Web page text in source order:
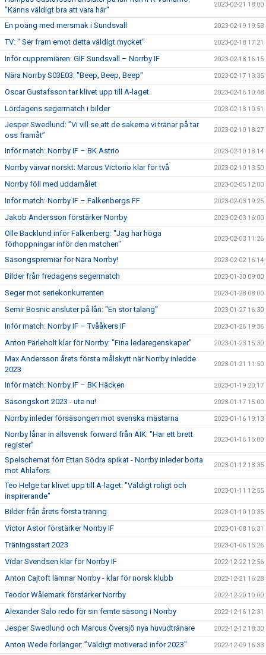
"Känns väldigt bra att vara här"
2023-02-21 18:00
En poäng med mersmak i Sundsvall 2023-02-19 19:53
TV: " Ser fram emot detta väldigt mycket" 2023-02-18 17:21
Inför cuppremiären: GIF Sundsvall – Norrby IF 2023-02-18 16:15
Nära Norrby S03E03: "Beep, Beep, Beep" 2023-02-17 13:35
Oscar Gustafsson tar klivet upp till A-laget. 2023-02-16 10:48
Lördagens segermatch i bilder 2023-02-13 10:51
Jesper Swedlund: ”Vi vill se att de sakerna vi tränar på tar
oss framåt”
2023-02-10 18:27
Inför match: Norrby IF – BK Astrio 2023-02-10 18:14
Norrby värvar norskt: Marcus Victorio klar för två 2023-02-10 13:50
Norrby föll med uddamålet 2023-02-05 12:00
Inför match: Norrby IF – Falkenbergs FF 2023-02-03 19:25
Jakob Andersson förstärker Norrby 2023-02-03 16:00
Olle Backlund inför Falkenberg: "Jag har höga
förhoppningar inför den matchen"
2023-02-03 11:26
Säsongspremiär för Nära Norrby! 2023-02-02 16:14
Bilder från fredagens segermatch 2023-01-30 09:00
Seger mot seriekonkurrenten 2023-01-28 08:00
Semir Bosnic ansluter på lån: "En stor talang" 2023-01-27 16:30
Inför match: Norrby IF – Tvååkers IF 2023-01-26 19:36
Anton Pärleholt klar för Norrby: "Fina ledaregenskaper" 2023-01-23 15:30
Max Andersson årets första målskytt när Norrby inledde
2023
2023-01-21 11:50
Inför match: Norrby IF – BK Häcken 2023-01-19 20:17
Säsongskort 2023 - ute nu! 2023-01-17 15:00
Norrby inleder försäsongen mot svenska mästarna 2023-01-16 19:13
Norrby lånar in allsvensk forward från AIK: "Har ett brett
register"
2023-01-16 15:00
Spelschemat förr Ettan Södra spikat - Norrby inleder borta
mot Ahlafors
2023-01-12 13:35
Teo Helge tar klivet upp till A-laget: "Väldigt roligt och
inspirerande"
2023-01-11 12:55
Bilder från årets första träning 2023-01-10 10:35
Victor Astor förstärker Norrby IF 2023-01-08 16:31
Träningsstart 2023 2023-01-06 15:26
Vidar Svendsen klar för Norrby IF 2022-12-22 12:56
Anton Cajtoft lämnar Norrby - klar för norsk klubb 2022-12-21 16:28
Teodor Wålemark förstärker Norrby 2022-12-20 10:00
Alexander Salo redo för sin femte säsong i Norrby 2022-12-16 12:31
Jesper Swedlund och Marcus Översjö nya huvudtränare 2022-12-12 18:30
Anton Wede förlänger: ”Väldigt motiverad inför 2023" 2022-12-09 16:33